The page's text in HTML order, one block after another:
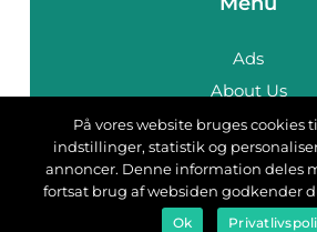
Ads
About Us
Cookies
Contact
Sitemap
På vores website bruges cookies
indstillinger, statistik og
annoncer. Denne information deles
fortsat brug af websiden godkender
Ok